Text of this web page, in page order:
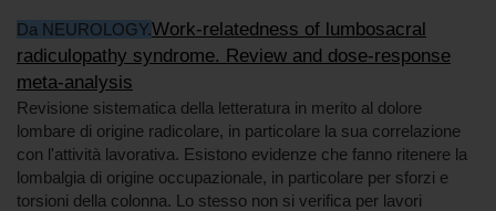
Da NEUROLOGY.Work-relatedness of lumbosacral
radiculopathy syndrome. Review and dose-response
meta-analysis
Revisione sistematica della letteratura in merito al dolore
lombare di origine radicolare, in particolare la sua correlazione
con l'attività lavorativa. Esistono evidenze che fanno ritenere la
lombalgia di origine occupazionale, in particolare per sforzi e
torsioni della colonna. Lo stesso non si verifica per lavori